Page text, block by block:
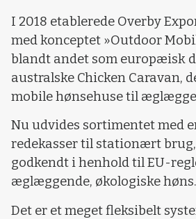
I 2018 etablerede Overby
med konceptet »Outdoor
blandt andet som europæisk
australske Chicken Caravan,
mobile hønsehuse til
Nu udvides sortimentet med
redekasser til stationært brug,
godkendt i henhold til EU-
æglæggende, økologiske høns.
Det er et meget fleksibelt